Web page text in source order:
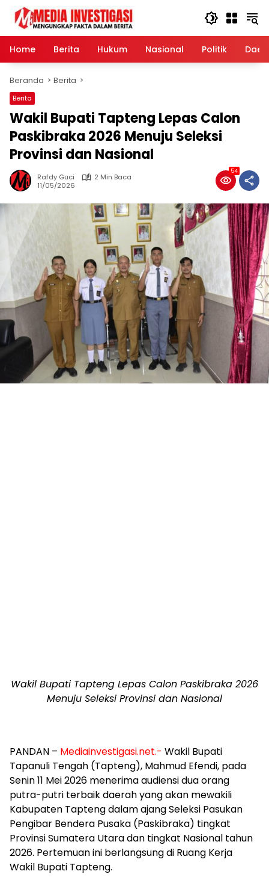
Langsung
konten
Home
Berita Hukum Nasional Politik
Beranda Berita
Berita
Wakil Bupati Tapteng Lepas Calon
Paskibraka 2026 Menuju Seleksi
Provinsi dan Nasional
Rafdy Guci
2 Min Baca
11/05/2026
54
Wakil Bupati Tapteng Lepas Calon Paskibraka 2026
Menuju Seleksi Provinsi dan Nasional
PANDAN – Mediainvestigasi.net.- Wakil Bupati
Tapanuli Tengah (Tapteng), Mahmud Efendi, pada
Senin 11 Mei 2026 menerima audiensi dua orang
putra-putri terbaik daerah yang akan mewakili
Kabupaten Tapteng dalam ajang Seleksi Pasukan
Pengibar Bendera Pusaka (Paskibraka) tingkat
Provinsi Sumatera Utara dan tingkat Nasional tahun
2026. Pertemuan ini berlangsung di Ruang Kerja
Wakil Bupati Tapteng.